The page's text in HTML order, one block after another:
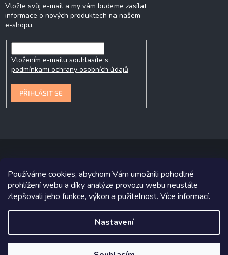
Používáme cookies, abychom Vám umožnili pohodlné
prohlížení webu a díky analýze provozu webu neustále
zlepšovali jeho funkce, výkon a pužitelnost. Více informací.
Nastavení
Vložte svůj e-mail a my vám budeme zasílat
informace o nových produktech na našem
e-shopu.
Vložením e-mailu souhlasíte s
podmínkami ochrany osobních údajů
PŘIHLÁSIT SE
Copyright 2026P&P Krmiva. Všechna práva vyhrazena.
Grafický návrh vytvořil a na Shoptet implementoval Tomáš Hlad
Shoptetak.cz.